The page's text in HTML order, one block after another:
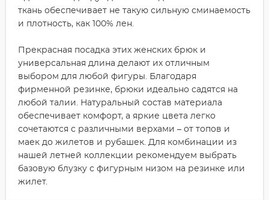
ткань обеспечивает не такую сильную сминаемость
и плотность, как 100% лен.
Прекрасная посадка этих женских брюк и
универсальная длина делают их отличным
выбором для любой фигуры. Благодаря
фирменной резинке, брюки идеально садятся на
любой талии. Натуральный состав материала
обеспечивает комфорт, а яркие цвета легко
сочетаются с различными верхами – от топов и
маек до жилетов и рубашек. Для комбинации из
нашей летней коллекции рекомендуем выбрать
базовую блузку с фигурным низом на резинке или
жилет.